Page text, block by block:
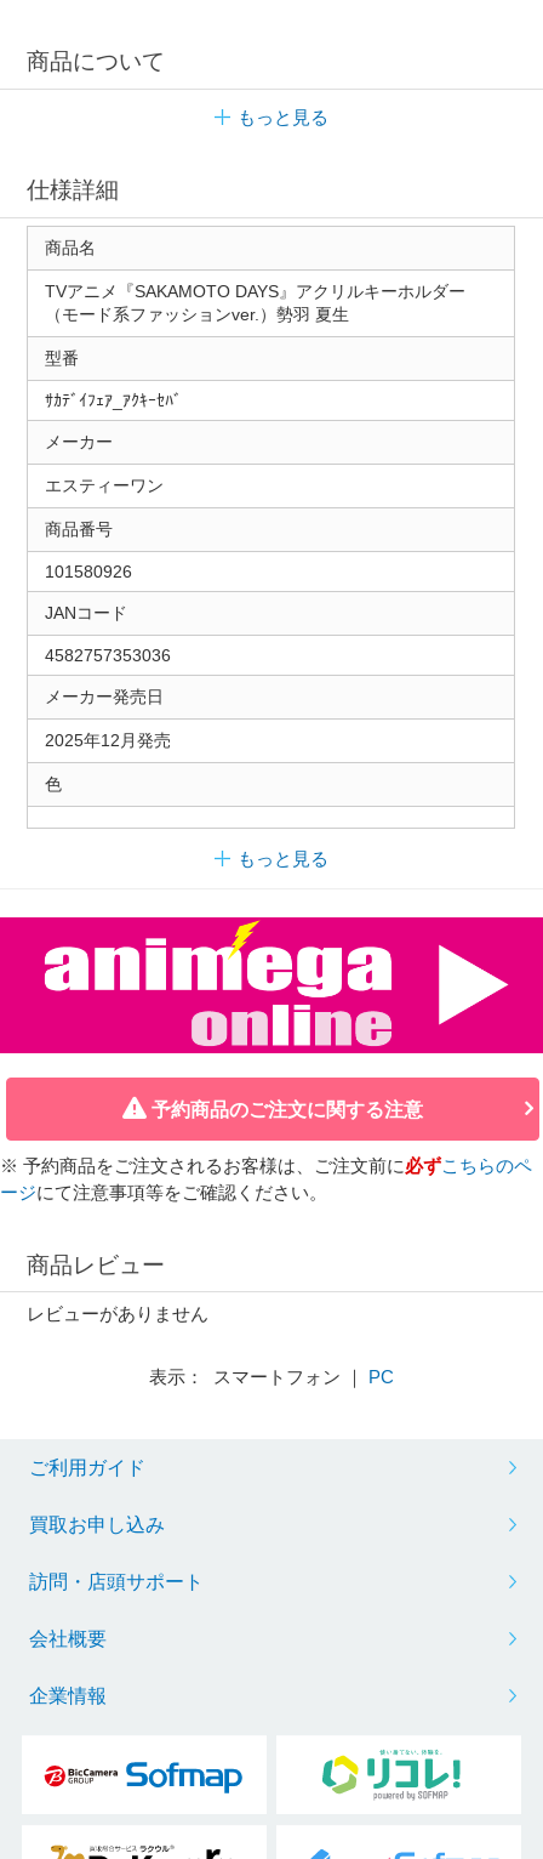
商品について
もっと見る
仕様詳細
商品名
TVアニメ『SAKAMOTO DAYS』アクリルキーホルダー
（モード系ファッションver.）勢羽 夏生
型番
ｻｶﾃﾞｲﾌｪｱ_ｱｸｷｰｾﾊﾞ
メーカー
エスティーワン
商品番号
101580926
JANコード
4582757353036
メーカー発売日
2025年12月発売
色
もっと見る
予約商品のご注文に関する注意
※ 予約商品をご注文されるお客様は、ご注文前に必ずこちらのペ
ージにて注意事項等をご確認ください。
商品レビュー
レビューがありません
表示： スマートフォン ｜ PC
ご利用ガイド
買取お申し込み
訪問・店頭サポート
会社概要
企業情報